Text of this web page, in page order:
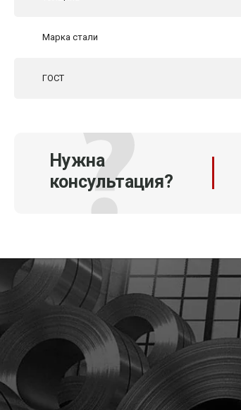
Марка стали
ГОСТ
Нужна
консультация?